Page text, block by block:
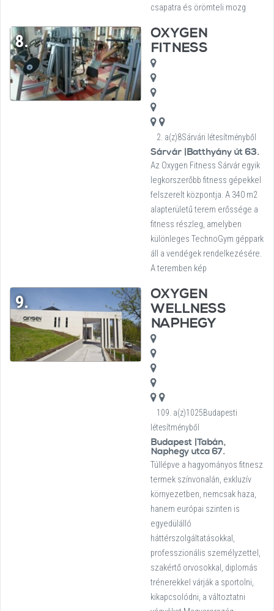
csapatra és örömteli mozg
8.
OXYGEN
FITNESS
2. a(z)8Sárvári létesítményből
Sárvár |Batthyány út 63.
Az Oxygen Fitness Sárvár egyik
legkorszerőbb fitness gépekkel
felszerelt központja. A 340 m2
alapterületű terem erőssége a
fitness részleg, amelyben
különleges TechnoGym géppark
áll a vendégek rendelkezésére.
A teremben kép
9.
OXYGEN
WELLNESS
NAPHEGY
109. a(z)1025Budapesti
létesítményből
Budapest |Tabán,
Naphegy utca 67.
Túllépve a hagyományos fitnesz
termek színvonalán, exkluzív
környezetben, nemcsak haza,
hanem európai szinten is
egyedülálló
háttérszolgáltatásokkal,
professzionális személyzettel,
szakértő orvosokkal, diplomás
trénerekkel várják a sportolni,
kikapcsolódni, a változtatni